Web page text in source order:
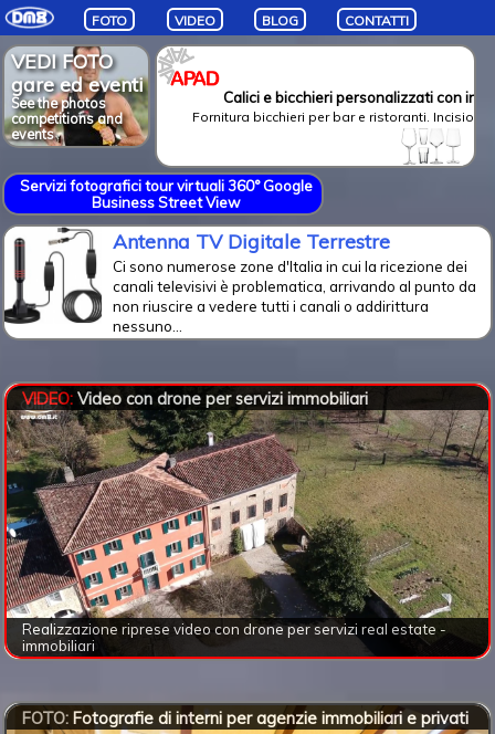
FOTO VIDEO BLOG CONTATTI
VEDI FOTO
gare ed eventi
See the photos
competitions and
events
Calici e bicchieri personalizzati con
Fornitura bicchieri per bar e ristoranti. Incisioni
Servizi fotografici tour virtuali 360° Google
Business Street View
Antenna TV Digitale Terrestre
Ci sono numerose zone d'Italia in cui la ricezione dei
canali televisivi è problematica, arrivando al punto da
non riuscire a vedere tutti i canali o addirittura
nessuno...
VIDEO: Video con drone per servizi immobiliari
Realizzazione riprese video con drone per servizi real estate -
immobiliari
FOTO: Fotografie di interni per agenzie immobiliari e privati